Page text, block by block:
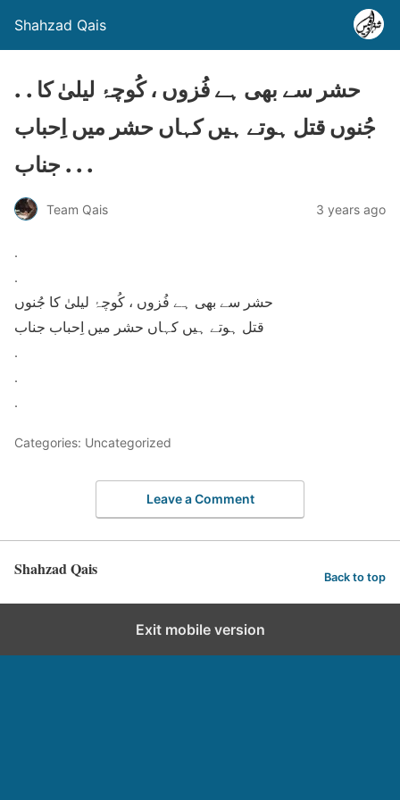
Shahzad Qais
. . حشر سے بھی ہے فُزوں ، کُوچۂ لیلیٰ کا
جُنوں قتل ہوتے ہیں کہاں حشر میں اِحباب
جناب . . .
Team Qais 3 years ago
.
.
حشر سے بھی ہے فُزوں ، کُوچۂ لیلیٰ کا جُنوں
قتل ہوتے ہیں کہاں حشر میں اِحباب جناب
.
.
.
Categories: Uncategorized
Leave a Comment
Shahzad Qais Back to top
Exit mobile version